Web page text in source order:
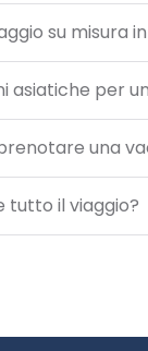
su misura
asiatiche per
una
tutto il viaggio?